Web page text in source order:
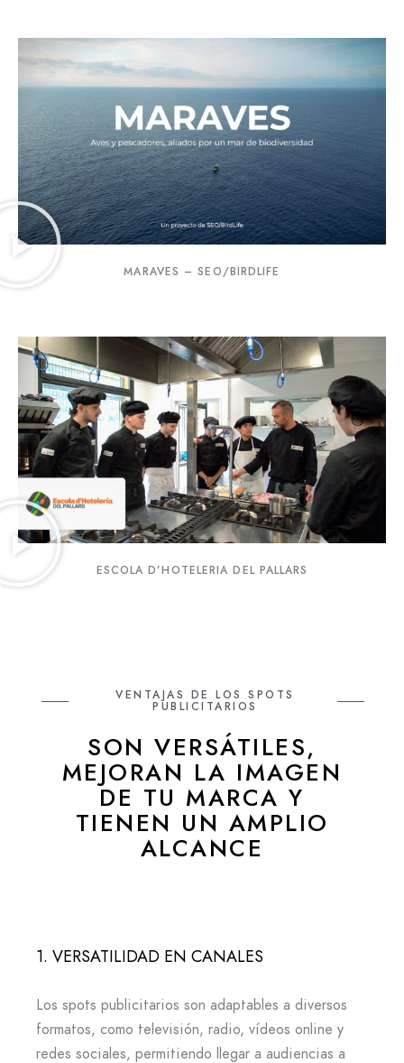
MARAVES – SEO/BIRDLIFE
ESCOLA D’HOTELERIA DEL PALLARS
VENTAJAS DE LOS SPOTS
PUBLICITARIOS
SON VERSÁTILES,
MEJORAN LA IMAGEN
DE TU MARCA Y
TIENEN UN AMPLIO
ALCANCE
1. VERSATILIDAD EN CANALES
Los spots publicitarios son adaptables a diversos
formatos, como televisión, radio, vídeos online y
redes sociales, permitiendo llegar a audiencias a